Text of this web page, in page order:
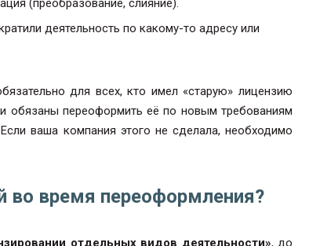
(преобразование, слияние).
деятельность по какому-то адресу или
для всех, кто имел «старую» лицензию
обязаны переоформить её по новым требованиям
ваша компания этого не сделала, необходимо
во время переоформления?
отдельных видов деятельности», до